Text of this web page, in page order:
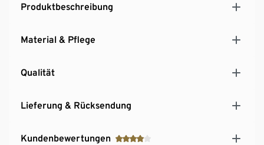
Produktbeschreibung
Material & Pflege
Qualität
Lieferung & Rücksendung
Kundenbewertungen